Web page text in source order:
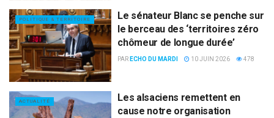
POLITIQUE & TERRITOIRE
Le sénateur Blanc se penche sur
le berceau des ‘territoires zéro
chômeur de longue durée’
PAR ECHO DU MARDI 10 JUIN 2026 478
ACTUALITÉ
Les alsaciens remettent en
cause notre organisation